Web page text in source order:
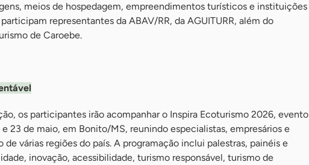
meios de hospedagem, empreendimentos turísticos e instituições
representantes da ABAV/RR, da AGUITURR, além do
de Caroebe.
os participantes irão acompanhar o Inspira Ecoturismo 2026, evento
23 de maio, em Bonito/MS, reunindo especialistas, empresários e
várias regiões do país. A programação inclui palestras, painéis e
inovação, acessibilidade, turismo responsável, turismo de